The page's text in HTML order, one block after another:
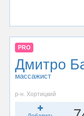
PRO
Дмитро
массажист
р-н. Хортицкий